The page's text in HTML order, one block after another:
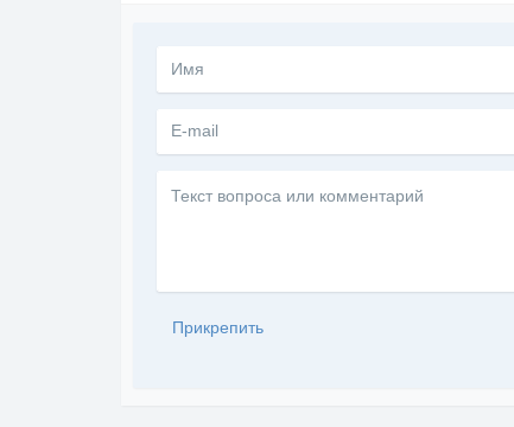
вопроса
Прикрепить